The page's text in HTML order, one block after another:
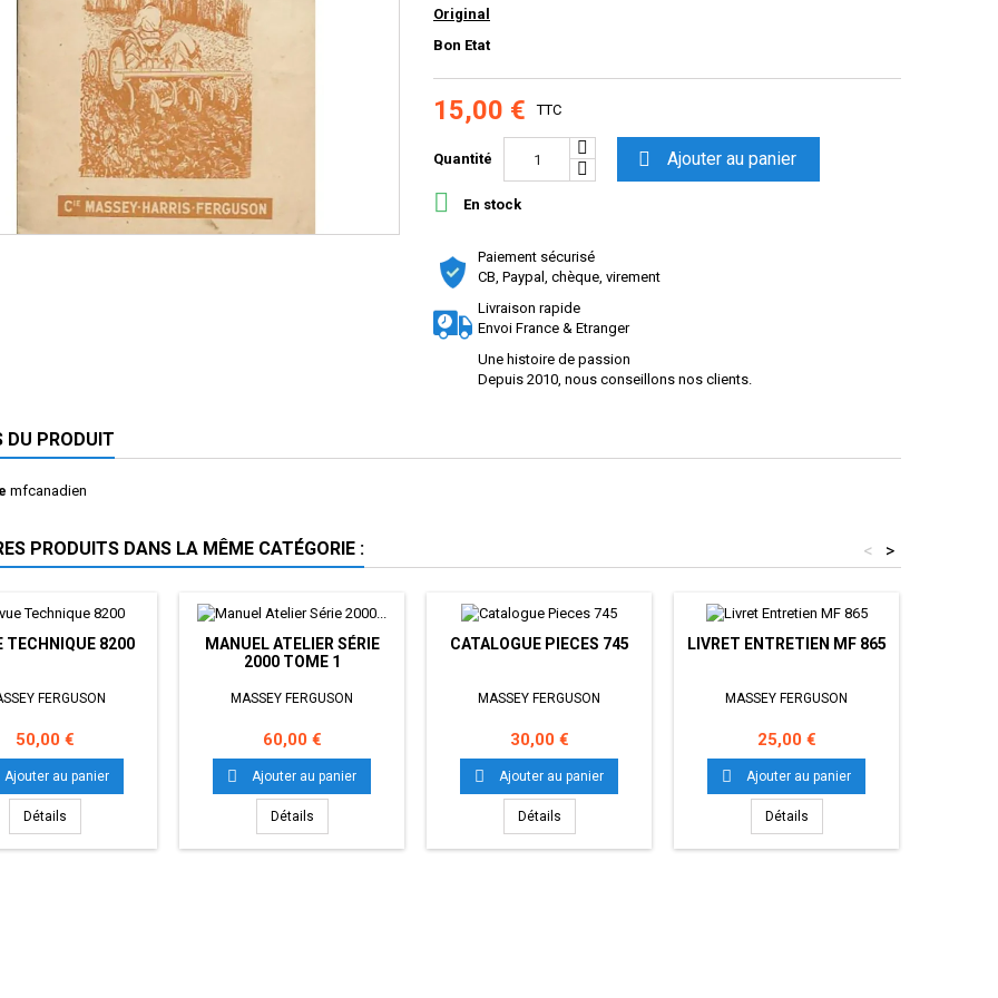
Original
Bon Etat
15,00 € TTC
Quantité  Ajouter au panier
 En stock
Paiement sécurisé
CB, Paypal, chèque, virement
Livraison rapide
Envoi France & Etranger
Une histoire de passion
Depuis 2010, nous conseillons nos clients.
DU PRODUIT
mfcanadien
PRODUITS DANS LA MÊME CATÉGORIE : >
<
TECHNIQUE 8200
FERGUSON
Prix
50,00 €
Ajouter au panier
Détails
MANUEL ATELIER SÉRIE
2000 TOME 1
MASSEY FERGUSON
Prix
60,00 €
 Ajouter au panier
Détails
CATALOGUE PIECES 745
MASSEY FERGUSON
Prix
30,00 €
 Ajouter au panier
Détails
LIVRET ENTRETIEN MF 865
MASSEY FERGUSON
Prix
25,00 €
 Ajouter au panier
Détails